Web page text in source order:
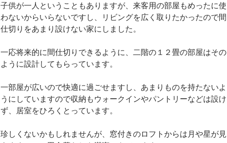
子供が一人ということもありますが、来客用の部屋もめったに使
わないからいらないですし、リビングを広く取りたかったので間
仕切りをあまり設けない家にしました。
一応将来的に間仕切りできるように、二階の１２畳の部屋はその
ように設計してもらっています。
一部屋が広いので快適に過ごせますし、あまりものを持たないよ
うにしていますので収納もウォークインやパントリーなどは設け
ず、居室をひろくとっています。
珍しくないかもしれませんが、窓付きのロフトからは月や星が見